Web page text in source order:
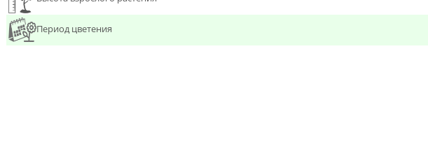
Период цветения